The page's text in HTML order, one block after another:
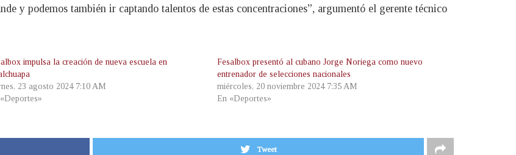
y podemos también ir captando talentos de estas concentraciones”, argumentó el gerente técnico
impulsa la creación de nueva escuela en
23 agosto 2024 7:10 AM
Fesalbox presentó al cubano Jorge Noriega como nuevo
entrenador de selecciones nacionales
miércoles, 20 noviembre 2024 7:35 AM
En «Deportes»
Tweet